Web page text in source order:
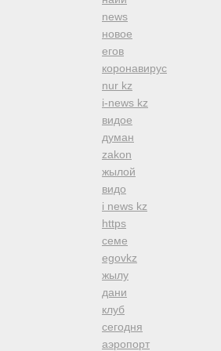
news
новое
егов
коронавирус
nur kz
i-news kz
видое
думан
zakon
жылой
видо
i news kz
https
семе
egovkz
жылу
дани
клуб
сегодня
аэропорт